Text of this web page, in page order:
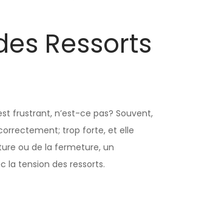
Ressorts
frustrant, n’est-ce pas? Souvent,
trop forte, et elle
ou de la fermeture, un
la tension des ressorts.